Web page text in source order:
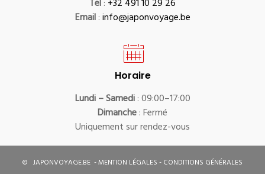
Tel: +32 491 10 29 26
Email:info@japonvoyage.be
Horaire
Lundi – Samedi: 09:00–17:00
Dimanche: Fermé
Uniquement sur rendez-vous
© JAPONVOYAGE.BE -MENTION LÉGALES-CONDITIONS GÉNÉRALES